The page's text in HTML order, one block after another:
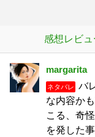
感想レビュ
margarita
ネタバレ
バ
な内容か
こる、奇
を発した